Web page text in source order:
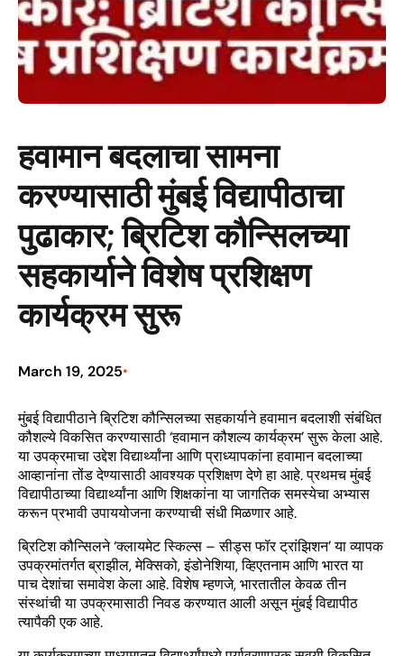
हवामान बदलाचा सामना
करण्यासाठी मुंबई विद्यापीठाचा
पुढाकार; ब्रिटिश कौन्सिलच्या
सहकार्याने विशेष प्रशिक्षण
कार्यक्रम सुरू
March 19, 2025•
मुंबई विद्यापीठाने ब्रिटिश कौन्सिलच्या सहकार्याने हवामान बदलाशी संबंधित
कौशल्ये विकसित करण्यासाठी ‘हवामान कौशल्य कार्यक्रम’ सुरू केला आहे.
या उपक्रमाचा उद्देश विद्यार्थ्यांना आणि प्राध्यापकांना हवामान बदलाच्या
आव्हानांना तोंड देण्यासाठी आवश्यक प्रशिक्षण देणे हा आहे. प्रथमच मुंबई
विद्यापीठाच्या विद्यार्थ्यांना आणि शिक्षकांना या जागतिक समस्येचा अभ्यास
करून प्रभावी उपाययोजना करण्याची संधी मिळणार आहे.
ब्रिटिश कौन्सिलने ‘क्लायमेट स्किल्स – सीड्स फॉर ट्रांझिशन’ या व्यापक
उपक्रमांतर्गत ब्राझील, मेक्सिको, इंडोनेशिया, व्हिएतनाम आणि भारत या
पाच देशांचा समावेश केला आहे. विशेष म्हणजे, भारतातील केवळ तीन
संस्थांची या उपक्रमासाठी निवड करण्यात आली असून मुंबई विद्यापीठ
त्यापैकी एक आहे.